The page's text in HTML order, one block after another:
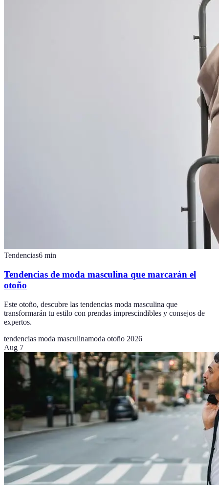
Tendencias6 min
Tendencias de moda masculina que marcarán el
otoño
Este otoño, descubre las tendencias moda masculina que
transformarán tu estilo con prendas imprescindibles y consejos de
expertos.
tendencias moda masculinamoda otoño 2026
Aug 7